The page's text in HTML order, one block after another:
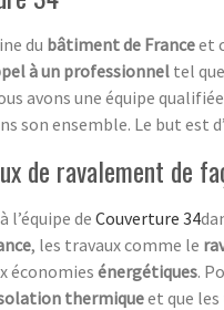
du bâtiment de Franceet
à un professionneltel
avons une équipe
son ensemble. Le but est
de ravalement de
l’équipe deCouverture 34
, les travaux comme le
économiesénergétiques.
thermiqueet que